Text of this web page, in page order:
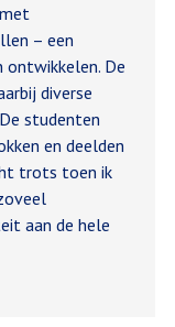
– een
ontwikkelen. De
diverse
studenten
en deelden
trots toen ik
aan de hele